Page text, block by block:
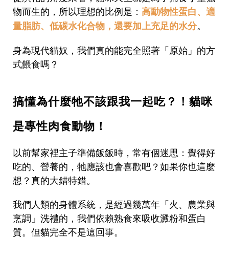
物而生的，所以理想的比例是： 高動物性蛋白、適
量脂肪、低碳水化合物，還要加上充足的水分。
身為現代貓奴，我們真的能完全照著「原始」的方
式餵食嗎？
搞懂為什麼牠不該跟我一起吃？！貓咪
是專性肉食動物！
以前幫家裡主子準備飯飯時，常有個迷思：覺得好
吃的、營養的，牠應該也會喜歡吧？如果你也這麼
想？真的大錯特錯。
我們人類的身體系統，是經過幾萬年「火、農業與
烹調」洗禮的，我們依賴熟食來吸收澱粉和蛋白
質。但貓完全不是這回事。